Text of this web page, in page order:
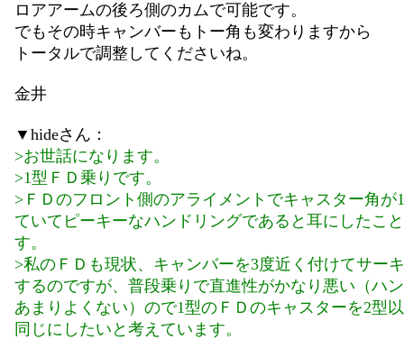
ロアアームの後ろ側のカムで可能です。
でもその時キャンバーもトー角も変わりますから
トータルで調整してくださいね。
金井
▼hideさん：
>お世話になります。
>1型ＦＤ乗りです。
>ＦＤのフロント側のアライメントでキャスター角が
ていてピーキーなハンドリングであると耳にしたこ
す。
>私のＦＤも現状、キャンバーを3度近く付けてサー
するのですが、普段乗りで直進性がかなり悪い（ハ
あまりよくない）ので1型のＦＤのキャスターを2型
同じにしたいと考えています。